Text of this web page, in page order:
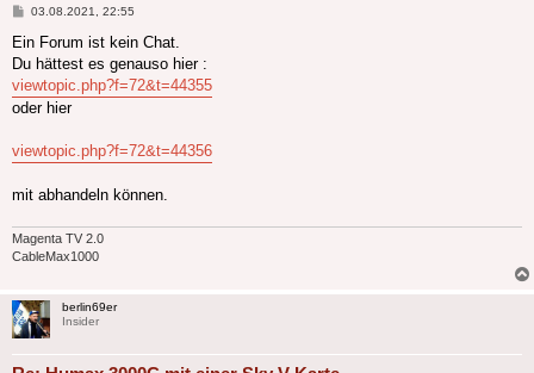
Beitrag
03.08.2021, 22:55
Ein Forum ist kein Chat.
Du hättest es genauso hier :
viewtopic.php?f=72&t=44355
oder hier
viewtopic.php?f=72&t=44356
mit abhandeln können.
Magenta TV 2.0
CableMax1000
berlin69er
Insider